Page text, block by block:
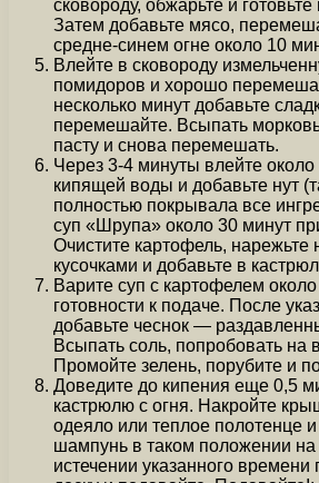
сковороду, обжарьте и
Затем добавьте мясо,
средне-синем огне около 10
Влейте в сковороду
помидоров и хорошо
несколько минут добавьте
перемешайте. Всыпать
пасту и снова перемешать.
Через 3-4 минуты влейте около
кипящей воды и добавьте нут
полностью покрывала все
суп «Шрупа» около 30 минут
Очистите картофель,
кусочками и добавьте в
Варите суп с картофелем
готовности к подаче. После
добавьте чеснок —
Всыпать соль, попробовать на
Промойте зелень, порубите и
Доведите до кипения еще 0,5
кастрюлю с огня. Накройте
одеяло или теплое полотенце и
шампунь в таком положении
истечении указанного времени